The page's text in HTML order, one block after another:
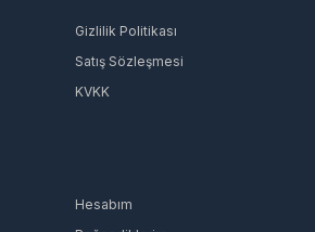
Gizlilik Politikası
Satış Sözleşmesi
KVKK
Hesabım